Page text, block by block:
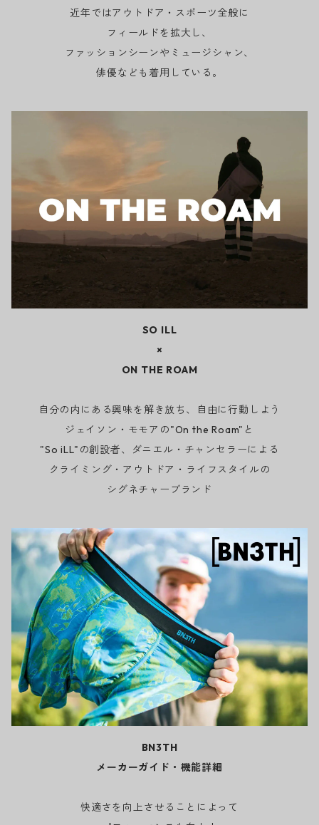
近年ではアウトドア・スポーツ全般に
フィールドを拡大し、
ファッションシーンやミュージシャン、
俳優なども着用している。
SO ILL
×
ON THE ROAM
自分の内にある興味を解き放ち、自由に行動しよう
ジェイソン・モモアの"On the Roam"と
"So iLL"の創設者、ダニエル・チャンセラーによる
クライミング・アウトドア・ライフスタイルの
シグネチャーブランド
BN3TH
メーカーガイド・機能詳細
快適さを向上させることによって